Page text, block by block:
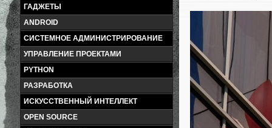
ГАДЖЕТЫ
ANDROID
СИСТЕМНОЕ АДМИНИСТРИРОВАНИЕ
УПРАВЛЕНИЕ ПРОЕКТАМИ
PYTHON
РАЗРАБОТКА
ИСКУССТВЕННЫЙ ИНТЕЛЛЕКТ
OPEN SOURCE